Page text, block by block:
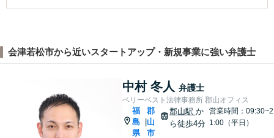
会津若松市から近いスタートアップ・新規事業に強い弁護士
中村 冬人 弁護士
ベリーベスト法律事務所 郡山オフィス
福
島
県
郡
山
市
郡山駅 か
ら徒歩4分
営業時間：09:30~2
1:00（平日）